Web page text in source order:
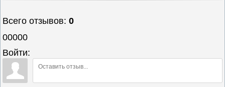
Всего отзывов:0
00000
Войти: